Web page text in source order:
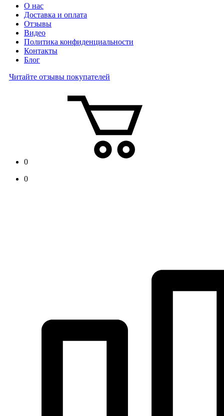
О нас
Доставка и оплата
Отзывы
Видео
Политика конфиденциальности
Контакты
Блог
Читайте отзывы покупателей
0
0